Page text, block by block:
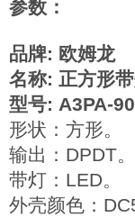
参数：
品牌: 欧姆龙
名称: 正方形
型号: A3PA-
形状：方形。
输出：DPDT。
带灯：LED。
外壳颜色：